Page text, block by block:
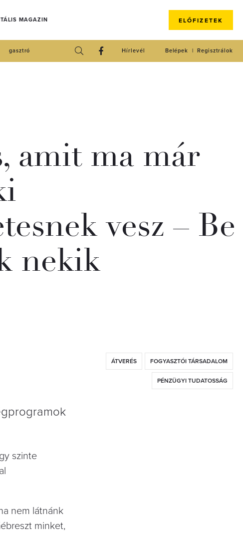
MAGAZIN ELŐFIZETEK
gasztró Regisztrálok
Belépek
Hírlevél
amit ma már
vesz – Be
nekik
ÁTVERÉS FOGYASZTÓI TÁRSADALOM
PÉNZÜGYI TUDATOSSÁG
szinte
nem látnánk
minket,